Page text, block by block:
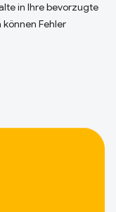
in Ihre bevorzugte
Fehler